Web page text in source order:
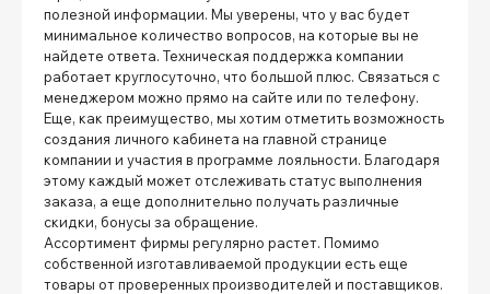
полезной информации. Мы уверены, что у вас будет
минимальное количество вопросов, на которые вы не
найдете ответа. Техническая поддержка компании
работает круглосуточно, что большой плюс. Связаться с
менеджером можно прямо на сайте или по телефону.
Еще, как преимущество, мы хотим отметить возможность
создания личного кабинета на главной странице
компании и участия в программе лояльности. Благодаря
этому каждый может отслеживать статус выполнения
заказа, а еще дополнительно получать различные
скидки, бонусы за обращение.
Ассортимент фирмы регулярно растет. Помимо
собственной изготавливаемой продукции есть еще
товары от проверенных производителей и поставщиков.